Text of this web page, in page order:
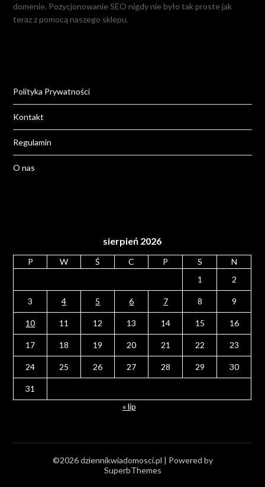
domenie. Pozycjonowanie SEO nigdy nie było tak proste jak
teraz z pomocą naszego sklepu.
Polityka Prywatności
Kontakt
Regulamin
O nas
sierpień 2026
P W Ś C P S
N
1
2
3 4 5 6 7 8 9
10 11 12 13 14 15 16
17 18 19 20 21 22 23
24 25 26 27 28 29 30
31
« lip
©2026 dziennikwiadomosci.pl | Powered by
SuperbThemes